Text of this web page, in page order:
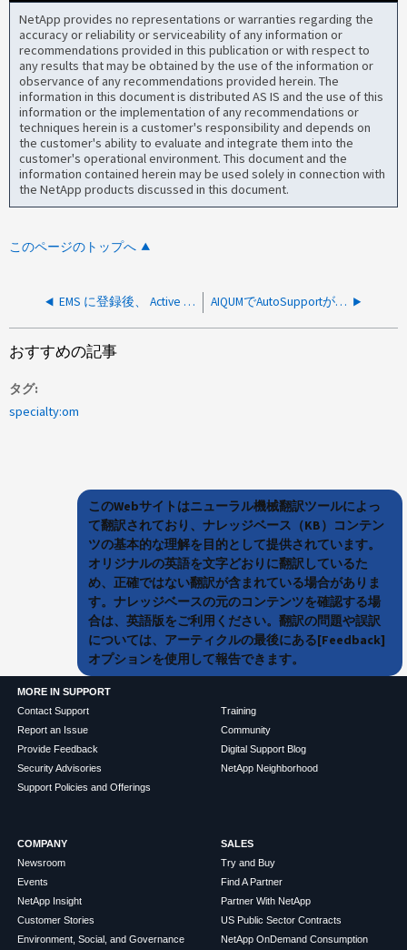
NetApp provides no representations or warranties regarding the
accuracy or reliability or serviceability of any information or
recommendations provided in this publication or with respect to
any results that may be obtained by the use of the information or
observance of any recommendations provided herein. The
information in this document is distributed AS IS and the use of this
information or the implementation of any recommendations or
techniques herein is a customer's responsibility and depends on
the customer's ability to evaluate and integrate them into the
customer's operational environment. This document and the
information contained herein may be used solely in connection with
the NetApp products discussed in this document.
このページのトップへ
EMS に登録後、 Active IQ Unified Manager にイベントが表示されない AIQUMでAutoSupportが有効な場合にNetAppに送信されるデータの例
おすすめの記事
タグ
specialty:om
このWebサイトはニューラル機械翻訳ツールによっ
て翻訳されており、ナレッジベース（KB）コンテン
ツの基本的な理解を目的として提供されています。
オリジナルの英語を文字どおりに翻訳しているた
め、正確ではない翻訳が含まれている場合がありま
す。ナレッジベースの元のコンテンツを確認する場
合は、英語版をご利用ください。翻訳の問題や誤訳
については、アーティクルの最後にある[Feedback]
オプションを使用して報告できます。
MORE IN SUPPORT
Contact Support
Report an Issue
Provide Feedback
Security Advisories
Support Policies and Offerings
Training
Community
Digital Support Blog
NetApp Neighborhood
COMPANY
Newsroom
Events
NetApp Insight
Customer Stories
Environment, Social, and Governance
SALES
Try and Buy
Find A Partner
Partner With NetApp
US Public Sector Contracts
NetApp OnDemand Consumption